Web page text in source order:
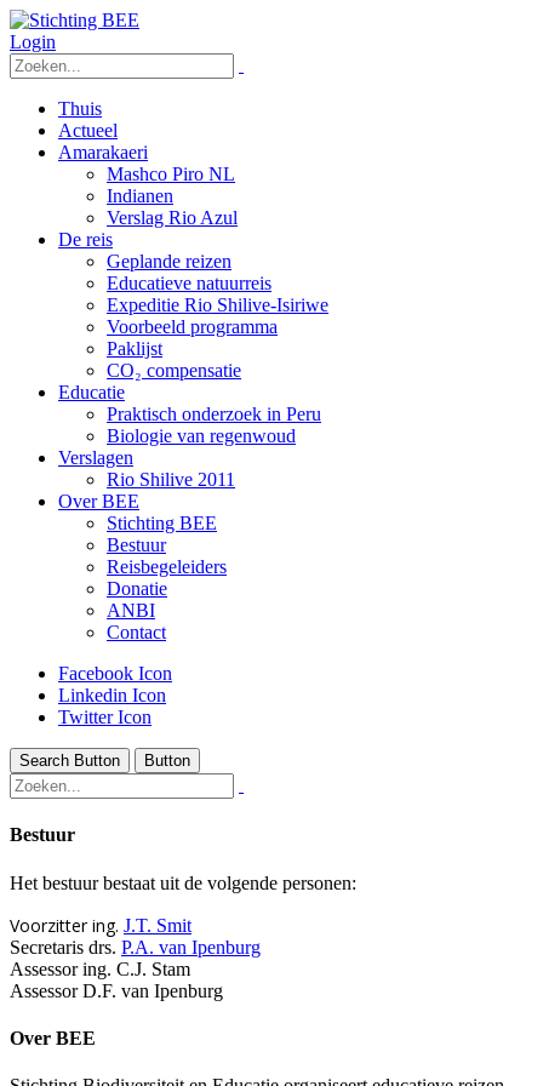
Login
Thuis
Actueel
Amarakaeri
Mashco Piro NL
Indianen
Verslag Rio Azul
De reis
Geplande reizen
Educatieve natuurreis
Expeditie Rio Shilive-Isiriwe
Voorbeeld programma
Paklijst
CO₂ compensatie
Educatie
Praktisch onderzoek in Peru
Biologie van regenwoud
Verslagen
Rio Shilive 2011
Over BEE
Stichting BEE
Bestuur
Reisbegeleiders
Donatie
ANBI
Contact
Facebook Icon
Linkedin Icon
Twitter Icon
Search Button Button
Bestuur
Het bestuur bestaat uit de volgende personen:
Voorzitter ing. J.T. Smit
Secretaris drs. P.A. van Ipenburg
Assessor ing. C.J. Stam
Assessor D.F. van Ipenburg
Over BEE